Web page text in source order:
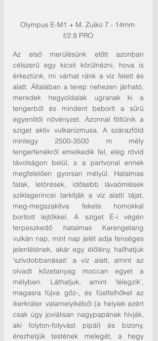
Olympus E-M1 + M. Zuiko 7 - 14mm
f/2.8 PRO
Az első merülésünk előtt azonban
célszerű egy kicsit körülnézni, hova is
érkeztünk, mi várhat ránk a víz felett és
alatt. Általában a terep nehezen járható,
meredek hegyoldalak ugranak ki a
tengerből és mindent beborít a sűrű
egyenlítői növényzet. Azonnal föltűnik a
sziget aktív vulkanizmusa. A szárazföld
mintegy 2500-3500 m mély
tengerfenékről emelkedik fel, elég rövid
távolságon belül, s a partvonal ennek
megfelelően gyorsan mélyül. Hatalmas
falak, letörések, idősebb lávaömlések
sziklagerincei tarkítják a víz alatti tájat,
meg-megszakítva fekete homokkal
borított lejtőkkel. A sziget É-i végén
terpeszkedő hatalmas Karengetang
vulkán nap, mint nap jelét adja fenséges
jelenlétének, akár egy élőlény, hallhatjuk
‘szívdobbanásait’ a víz alatt, amint az
olvadt kőzetanyag moccan egyet a
mélyben. Láthatjuk, amint ‘lélegzik’,
magasra fújva gőz-, és füstfelhőket az
ikerkráter valamelyikéből (a helyiek ezért
csak úgy joviálisan nagypapának hívják,
aki folyton-folyvást pipál) és bizony,
érezhetjük testének melegét, a hegy